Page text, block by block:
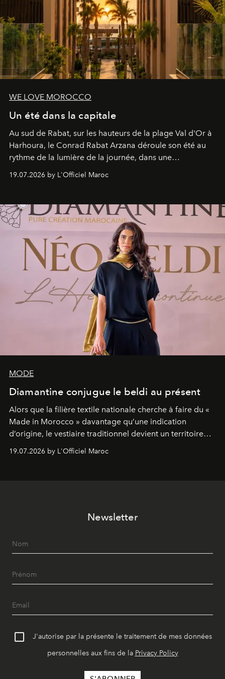
WE LOVE MOROCCO
Un été dans la capitale
Au sud de Rabat, sur les hauteurs de la plage Val d'Or à
Harhoura, le Conrad Rabat Arzana déroule son été au
rythme de la lumière de la journée, dans une
rendez-vous avec l’océan.
19.07.2026 by L'Officiel Maroc
MODE
Diamantine conjugue le beldi au présent
Alors que la filière textile nationale cherche à faire du «
Made in Morocco » davantage qu’une indication
d’origine, le vestiaire traditionnel devient un territoire
révise les proportions et les usages pour l’inscrire dans
19.07.2026 by L'Officiel Maroc
Newsletter
J'autorise par la présente le traitement de mes données
personnelles aux fins de la Privacy Policy